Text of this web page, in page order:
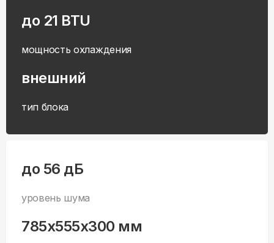
до 21 BTU
мощность охлаждения
внешний
тип блока
до 56 дБ
уровень шума
785x555x300 мм